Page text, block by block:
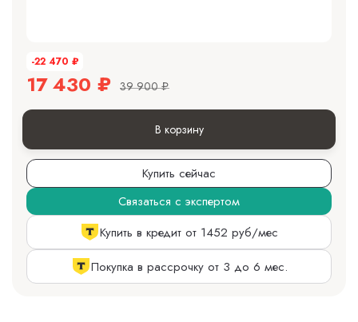
-22 470 ₽
17 430 ₽ 39 900 ₽
В корзину
Купить сейчас
Связаться с экспертом
Купить в кредит от 1452 руб/мес
Покупка в рассрочку от 3 до 6 мес.